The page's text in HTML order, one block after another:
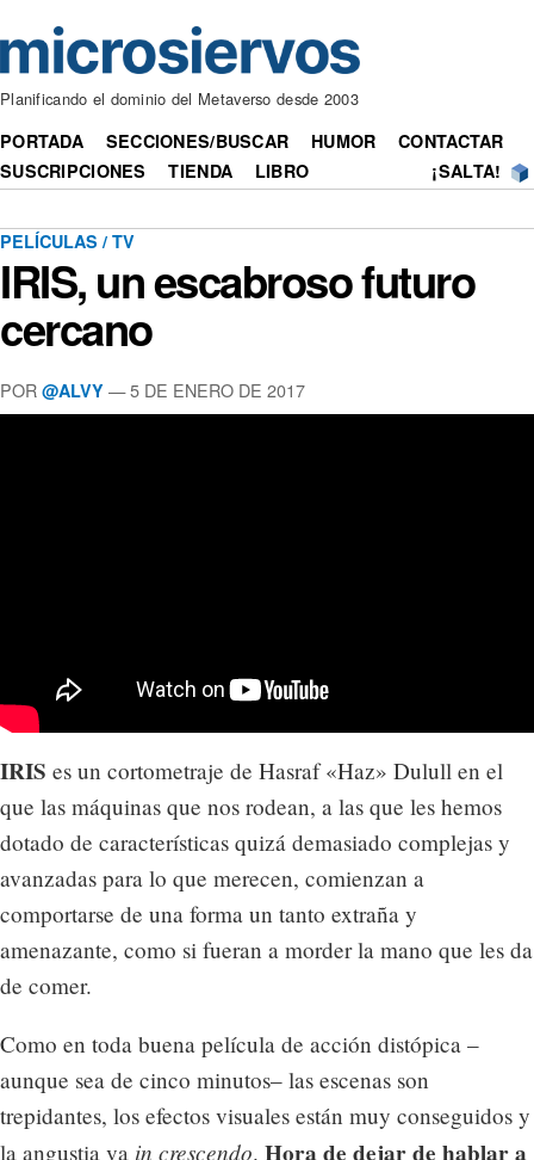
Planificando el dominio del Metaverso desde 2003
PORTADA SECCIONES/BUSCAR HUMOR
CONTACTAR
SUSCRIPCIONES
TIENDA LIBRO ¡SALTA!
PELÍCULAS / TV
IRIS, un escabroso futuro
cercano
POR @ALVY — 5 DE ENERO DE 2017
IRIS es un cortometraje de Hasraf «Haz» Dulull en el
que las máquinas que nos rodean, a las que les hemos
dotado de características quizá demasiado complejas y
avanzadas para lo que merecen, comienzan a
comportarse de una forma un tanto extraña y
amenazante, como si fueran a morder la mano que les da
de comer.
Como en toda buena película de acción distópica –
aunque sea de cinco minutos– las escenas son
trepidantes, los efectos visuales están muy conseguidos y
la angustia va in crescendo.